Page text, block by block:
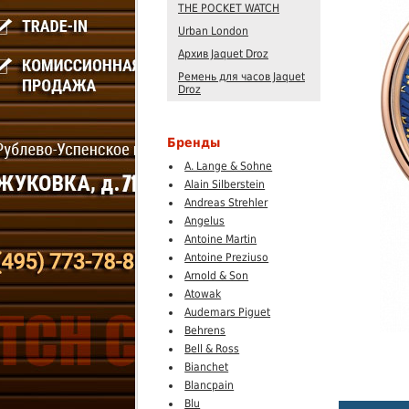
THE POCKET WATCH
Urban London
Архив Jaquet Droz
Ремень для часов Jaquet
Droz
Бренды
A. Lange & Sohne
Alain Silberstein
Andreas Strehler
Angelus
Antoine Martin
Antoine Preziuso
Arnold & Son
Atowak
Audemars Piguet
Behrens
Bell & Ross
Bianchet
Blancpain
Blu